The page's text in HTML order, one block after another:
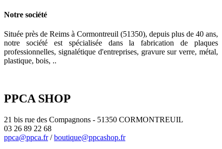
Notre société
Située près de Reims à Cormontreuil (51350), depuis plus de 40 ans,
notre société est spécialisée dans la fabrication de plaques
professionnelles, signalétique d'entreprises, gravure sur verre, métal,
plastique, bois, ..
PPCA SHOP
21 bis rue des Compagnons - 51350 CORMONTREUIL
03 26 89 22 68
ppca@ppca.fr/boutique@ppcashop.fr